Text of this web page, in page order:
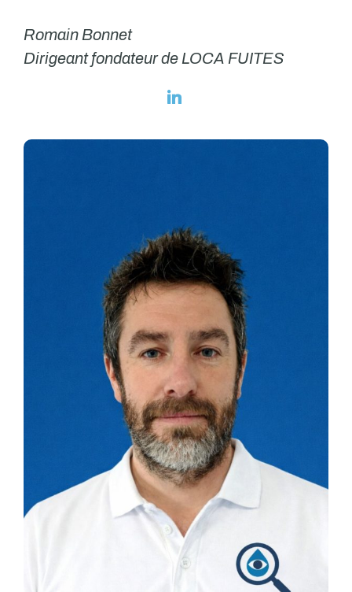
Romain Bonnet
Dirigeant fondateur de LOCA FUITES